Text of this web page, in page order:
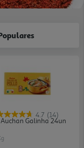
4.7 (14)
Galinha 24un